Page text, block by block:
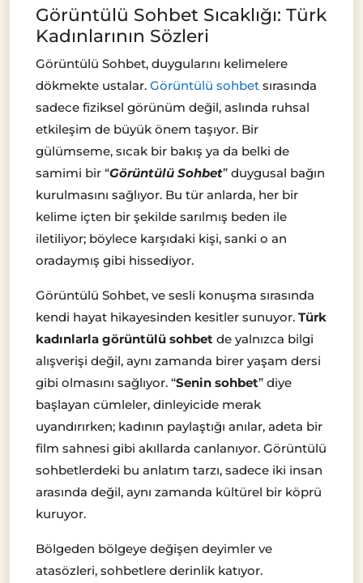
Görüntülü Sohbet Sıcaklığı: Türk
Kadınlarının Sözleri
Görüntülü Sohbet, duygularını kelimelere
dökmekte ustalar. Görüntülü sohbet sırasında
sadece fiziksel görünüm değil, aslında ruhsal
etkileşim de büyük önem taşıyor. Bir
gülümseme, sıcak bir bakış ya da belki de
samimi bir “Görüntülü Sohbet” duygusal bağın
kurulmasını sağlıyor. Bu tür anlarda, her bir
kelime içten bir şekilde sarılmış beden ile
iletiliyor; böylece karşıdaki kişi, sanki o an
oradaymış gibi hissediyor.
Görüntülü Sohbet, ve sesli konuşma sırasında
kendi hayat hikayesinden kesitler sunuyor. Türk
kadınlarla görüntülü sohbet de yalnızca bilgi
alışverişi değil, aynı zamanda birer yaşam dersi
gibi olmasını sağlıyor. “Senin sohbet” diye
başlayan cümleler, dinleyicide merak
uyandırırken; kadının paylaştığı anılar, adeta bir
film sahnesi gibi akıllarda canlanıyor. Görüntülü
sohbetlerdeki bu anlatım tarzı, sadece iki insan
arasında değil, aynı zamanda kültürel bir köprü
kuruyor.
Bölgeden bölgeye değişen deyimler ve
atasözleri, sohbetlere derinlik katıyor.